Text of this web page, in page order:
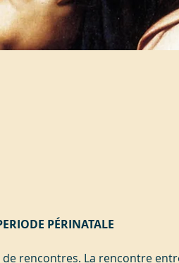
PÉRINATALE
rencontres. La rencontre